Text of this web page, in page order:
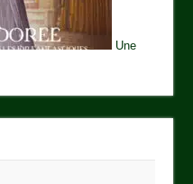
Une